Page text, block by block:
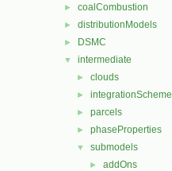
► coalCombustion
► distributionModels
► DSMC
▼ intermediate
► clouds
► integrationScheme
► parcels
► phaseProperties
▼ submodels
► addOns